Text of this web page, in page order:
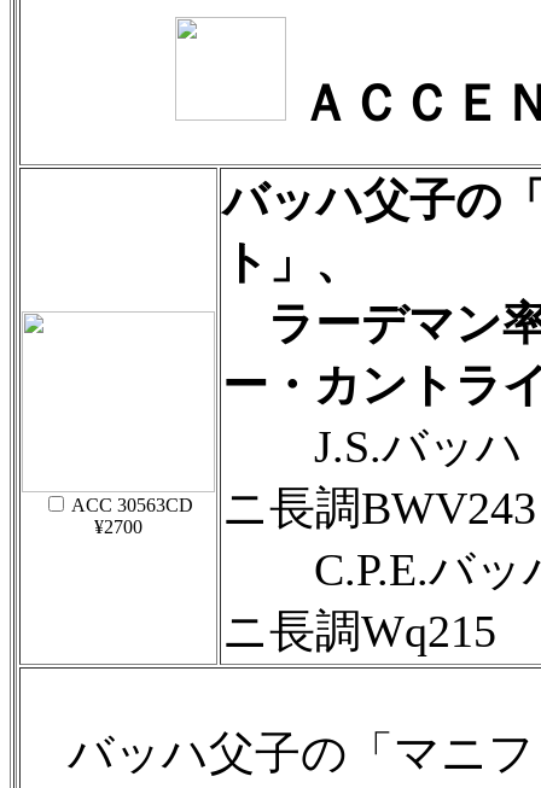
ＡＣＣＥ
ACC 30563CD
¥2700
バッハ父子の
ト」、
ラーデマン
ー・カントラ
J.S.バッハ
ニ長調BWV243
C.P.E.バッ
ニ長調Wq215
バッハ父子の「マニ